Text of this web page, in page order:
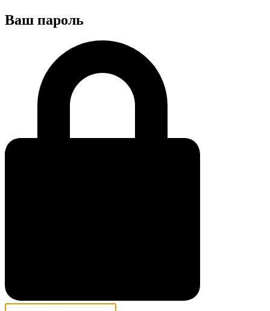
Ваш пароль